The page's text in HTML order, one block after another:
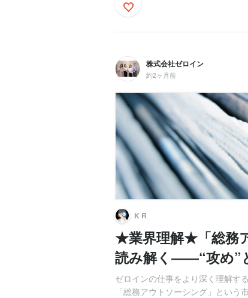
株式会社ゼロイン
約2ヶ月前
K R
★業界理解★「総務
読み解く――“攻め”
ゼロインの仕事をより深く理解す
「総務アウトソーシング」とい